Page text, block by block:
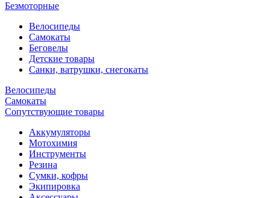
Безмоторные
Велосипеды
Самокаты
Беговелы
Детские товары
Санки, ватрушки, снегокаты
Велосипеды
Самокаты
Сопутствующие товары
Аккумуляторы
Мотохимия
Инструменты
Резина
Сумки, кофры
Экипировка